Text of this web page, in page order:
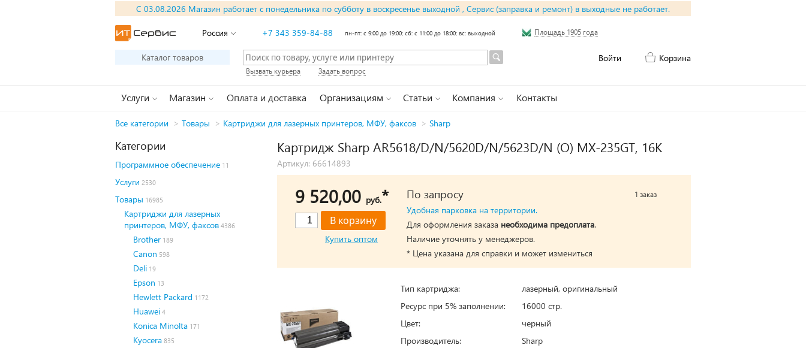
С 03.08.2026 Магазин работает с понедельника по субботу в воскресенье выходной , Сервис (заправка и ремонт) в выходные не работает.
Россия +7 343 359-84-88 пн-пт: с 9:00 до 19:00; сб: с 11:00 до 18:00; вс: выходной Площадь 1905 года
Каталог товаров Войти Корзина
Вызвать курьера Задать вопрос
Услуги Магазин Оплата и доставка Организациям Статьи Компания Контакты
Все категории > Товары > Картриджи для лазерных принтеров, МФУ, факсов > Sharp
Категории
Программное обеспечение 11
Услуги 2530
Товары 16985
Картриджи для лазерных
принтеров, МФУ, факсов 4386
Brother 189
Canon 598
Deli 19
Epson 13
Hewlett Packard 1172
Huawei 4
Konica Minolta 171
Kyocera 835
Картридж Sharp AR5618/D/N/5620D/N/5623D/N (O) MX-235GT, 16К
Артикул: 66614893
9 520,00 руб.*
Купить оптом
По запросу
Удобная парковка на территории.
Для оформления заказа необходима предоплата.
Наличие уточнять у менеджеров.
* Цена указана для справки и может измениться
1 заказ
Тип картриджа:
лазерный, оригинальный
Ресурс при 5% заполнении:
16000 стр.
Цвет:
черный
Производитель:
Sharp